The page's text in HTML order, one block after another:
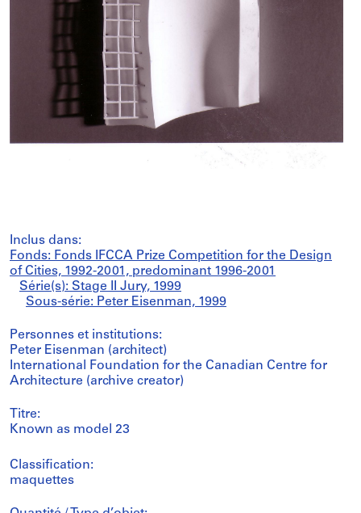
Inclus dans:
Fonds: Fonds IFCCA Prize Competition for the Design
of Cities, 1992-2001, predominant 1996-2001
Série(s): Stage II Jury, 1999
Sous-série: Peter Eisenman, 1999
Personnes et institutions:
Peter Eisenman (architect)
International Foundation for the Canadian Centre for
Architecture (archive creator)
Titre:
Known as model 23
Classification:
maquettes